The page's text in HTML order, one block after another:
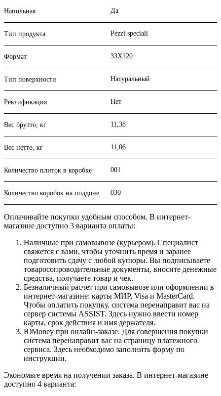
Напольная Да
Тип продукта Pezzi speciali
Формат 33X120
Тип поверхности Натуральный
Ректификация Нет
Вес брутто, кг 11,38
Вес нетто, кг 11,06
Количество плиток в коробке 001
Количество коробок на поддоне 030
Оплачивайте покупки удобным способом. В интернет-
магазине доступно 3 варианта оплаты:
Наличные при самовывозе (курьером). Специалист
свяжется с вами, чтобы уточнить время и заранее
подготовить сдачу с любой купюры. Вы подписываете
товаросопроводительные документы, вносите денежные
средства, получаете товар и чек.
Безналичный расчет при самовывозе или оформлении в
интернет-магазине: карты МИР, Visa и MasterCard.
Чтобы оплатить покупку, система перенаправит вас на
сервер системы ASSIST. Здесь нужно ввести номер
карты, срок действия и имя держателя.
ЮMoney при онлайн-заказе. Для совершения покупки
система перенаправит вас на страницу платежного
сервиса. Здесь необходимо заполнить форму по
инструкции.
Экономьте время на получении заказа. В интернет-магазине
доступно 4 варианта: